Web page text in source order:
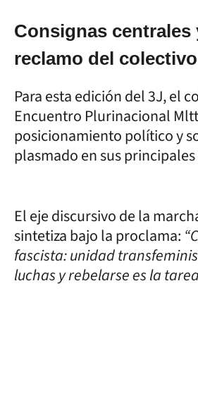
Consignas centrales
reclamo del
Para esta edición del 3J, el
Encuentro Plurinacional
posicionamiento político y
plasmado en sus
El eje discursivo de la
sintetiza bajo la proclama:
fascista: unidad
luchas y rebelarse es la